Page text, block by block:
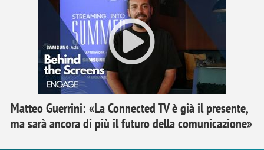
Matteo Guerrini: «La Connected TV è già il presente,
ma sarà ancora di più il futuro della comunicazione»